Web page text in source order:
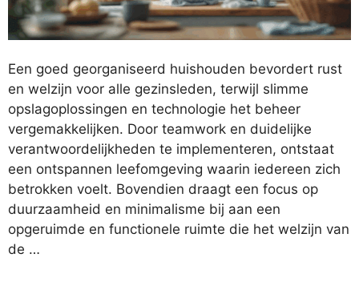
Een goed georganiseerd huishouden bevordert rust
en welzijn voor alle gezinsleden, terwijl slimme
opslagoplossingen en technologie het beheer
vergemakkelijken. Door teamwork en duidelijke
verantwoordelijkheden te implementeren, ontstaat
een ontspannen leefomgeving waarin iedereen zich
betrokken voelt. Bovendien draagt een focus op
duurzaamheid en minimalisme bij aan een
opgeruimde en functionele ruimte die het welzijn van
de …